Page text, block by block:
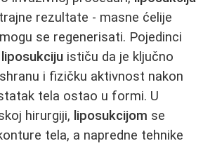
rezultate - masne ćelije
se regenerisati. Pojedinci
liposukciju ističu da je ključno
i fizičku aktivnost nakon
tela ostao u formi. U
hirurgiji, liposukcijom se
tela, a napredne tehnike